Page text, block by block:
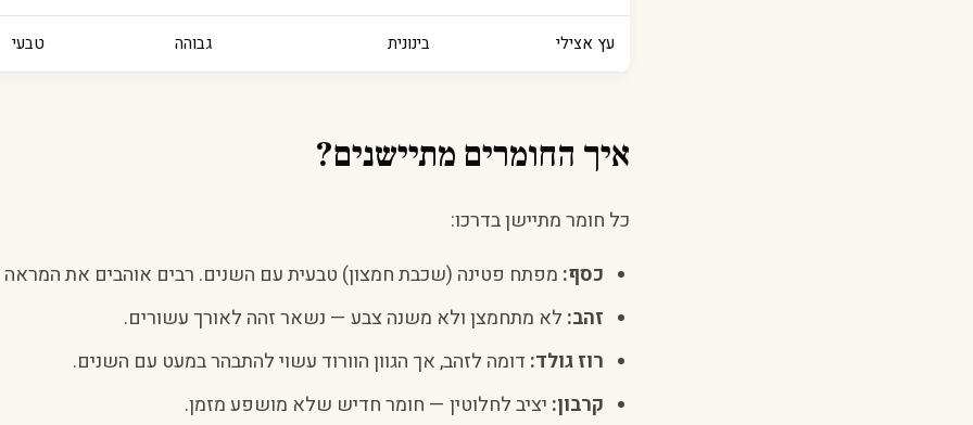
עץ אצילי בינונית גבוהה טבעי
איך החומרים מתיישנים?
כל חומר מתיישן בדרכו:
כסף: מפתח פטינה (שכבת חמצון) טבעית עם השנים. רבים אוהבים את המראה
זהב: לא מתחמצן ולא משנה צבע — נשאר זהה לאורך עשורים.
רוז גולד: דומה לזהב, אך הגוון הוורוד עשוי להתבהר במעט עם השנים.
קרבון: יציב לחלוטין — חומר חדיש שלא מושפע מזמן.